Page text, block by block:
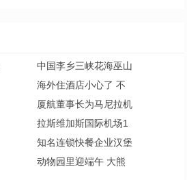
中国李乡三峡花海巫山
海外住酒店小心了 不
厦航董事长为马尼拉机
拉斯维加斯国际机场1
知名连锁快餐企业汉堡
动物园里迎端午 大熊